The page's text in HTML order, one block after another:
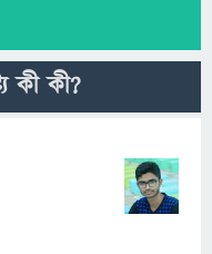
কী কী?